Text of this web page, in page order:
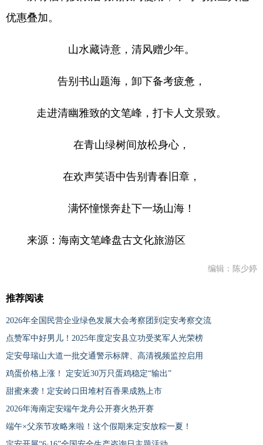
优惠叠加。
山水藏诗意，清风赠少年。
告别书山题海，卸下备考疲惫，
走进清幽雅致的文笔峰，打卡人文景致。
在青山绿树间放松身心，
在欢声笑语中告别青春旧章，
满怀憧憬奔赴下一场山海！
来源：海南文笔峰盘古文化旅游区
编辑：陈少婷
推荐阅读
2026年全国民营企业绿色发展大会考察团到定安考察交流
点赞军中好男儿！2025年度定安县立功受奖军人光荣榜
定安母瑞山大道一批交通警示标牌、高清视频监控启用
鸡蛋价格上涨！ 定安近30万只蛋鸡稳定“输出”
甜蜜来袭！定安岭口田堆村百香果成熟上市
2026年海南定安端午龙舟公开赛火热开赛
端午×父亲节攻略来啦！这个假期来定安放粽一夏！